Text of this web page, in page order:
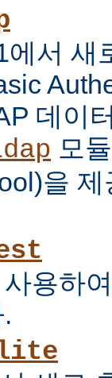
서 새
데이
모
을
용하